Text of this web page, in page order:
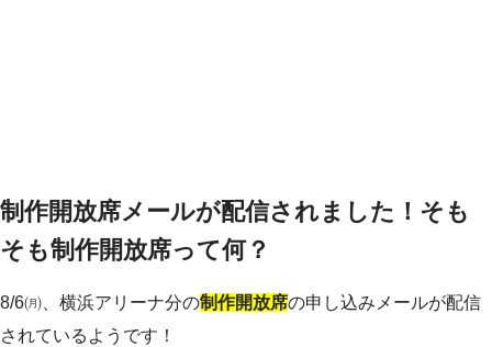
制作開放席メールが配信されました！そも
そも制作開放席って何？
8/6㈪、横浜アリーナ分の制作開放席の申し込みメールが配信
されているようです！